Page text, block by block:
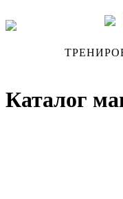
Каталог